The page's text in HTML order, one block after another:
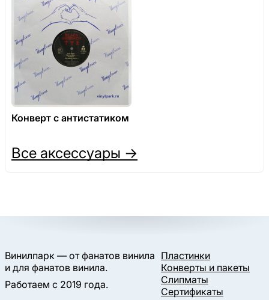
Конверт с антистатиком
Все аксессуары →
Винилпарк — от фанатов винила
и для фанатов винила.
Работаем с 2019 года.
Пластинки
Конверты и пакеты
Слипматы
Сертификаты